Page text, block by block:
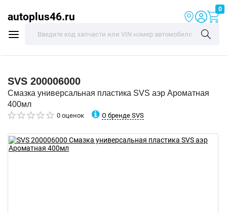
autoplus46.ru
0
SVS 200006000
Смазка универсальная пластика SVS аэр Ароматная
400мл
0 оценок О бренде SVS